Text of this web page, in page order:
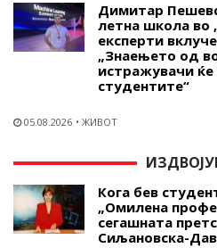
Димитар
летна школа во
експерти
„Знаењето од
истражувачи ќе
студентите“
05.08.2026 ЖИВОТ
Кога бев
„Омилена
сегашната
Сиљановска-